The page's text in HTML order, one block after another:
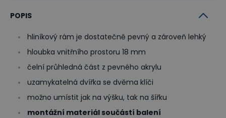
POPIS
hliníkový rám je dostatečně pevný a zároveň lehký
hloubka vnitřního prostoru 18 mm
čelní průhledná část z pevného akrylu
uzamykatelná dvířka se dvěma klíči
možno umístit jak na výšku, tak na šířku
montážní materiál součástí balení